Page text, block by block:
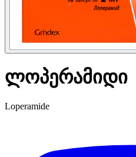
ლოპერამიდი
Loperamide